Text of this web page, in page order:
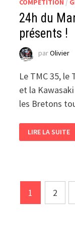
COMPÉTITION /
24h du
présents !
parOlivier
Le TMC 35, le
et la
les Bretons
DU
MANS
PRÉSENTS
!
LIRE LA SUITE
des
1 2